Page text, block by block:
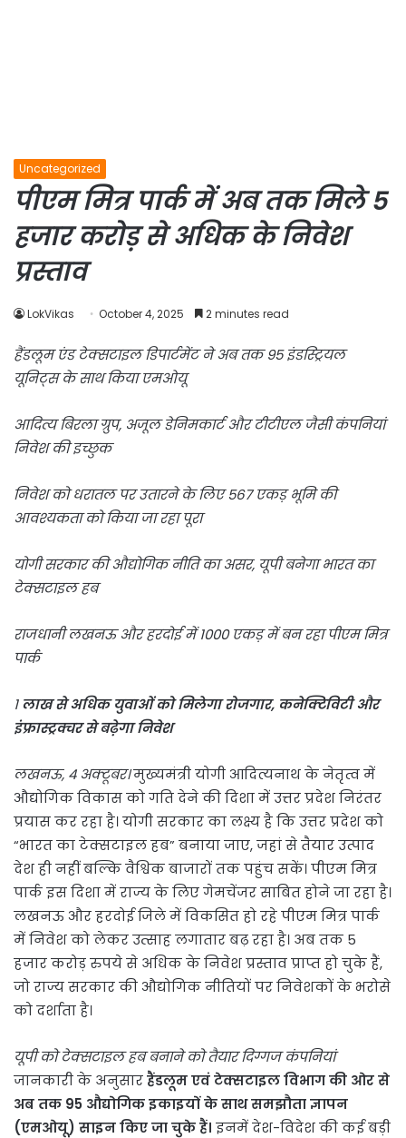
Uncategorized
पीएम मित्र पार्क में अब तक मिले 5
हजार करोड़ से अधिक के निवेश
प्रस्ताव
LokVikas October 4, 2025 2 minutes read
हैंडलूम एंड टेक्सटाइल डिपार्टमेंट ने अब तक 95 इंडस्ट्रियल
यूनिट्स के साथ किया एमओयू
आदित्य बिरला ग्रुप, अजूल डेनिमकार्ट और टीटीएल जैसी कंपनियां
निवेश की इच्छुक
निवेश को धरातल पर उतारने के लिए 567 एकड़ भूमि की
आवश्यकता को किया जा रहा पूरा
योगी सरकार की औद्योगिक नीति का असर, यूपी बनेगा भारत का
टेक्सटाइल हब
राजधानी लखनऊ और हरदोई में 1000 एकड़ में बन रहा पीएम मित्र
पार्क
1लाख से अधिक युवाओं को मिलेगा रोजगार, कनेक्टिविटी और
इंफ्रास्ट्रक्चर से बढ़ेगा निवेश
लखनऊ, 4 अक्टूबर।मुख्यमंत्री योगी आदित्यनाथ के नेतृत्व में
औद्योगिक विकास को गति देने की दिशा में उत्तर प्रदेश निरंतर
प्रयास कर रहा है। योगी सरकार का लक्ष्य है कि उत्तर प्रदेश को
“भारत का टेक्सटाइल हब” बनाया जाए, जहां से तैयार उत्पाद
देश ही नहीं बल्कि वैश्विक बाजारों तक पहुंच सकें। पीएम मित्र
पार्क इस दिशा में राज्य के लिए गेमचेंजर साबित होने जा रहा है।
लखनऊ और हरदोई जिले में विकसित हो रहे पीएम मित्र पार्क
में निवेश को लेकर उत्साह लगातार बढ़ रहा है। अब तक 5
हजार करोड़ रुपये से अधिक के निवेश प्रस्ताव प्राप्त हो चुके हैं,
जो राज्य सरकार की औद्योगिक नीतियों पर निवेशकों के भरोसे
को दर्शाता है।
यूपी को टेक्सटाइल हब बनाने को तैयार दिग्गज कंपनियां
जानकारी के अनुसारहैंडलूम एवं टेक्सटाइल विभाग की ओर से
अब तक 95 औद्योगिक इकाइयों के साथ समझौता ज्ञापन
(एमओयू) साइन किए जा चुके हैं। इनमें देश-विदेश की कई बड़ी